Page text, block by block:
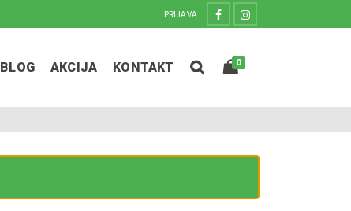
PRIJAVA
BLOG AKCIJA KONTAKT 0